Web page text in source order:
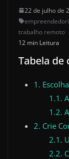
22 de julho de
trabalho remoto
12 min Leitura
Tabela de
1.
1.1.
1.2.
2. Crie
2.1.
2.2.